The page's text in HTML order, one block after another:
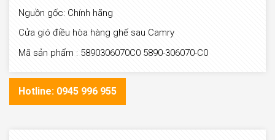
Nguồn gốc: Chính hãng
Cửa gió điều hòa hàng ghế sau Camry
Mã sản phẩm : 5890306070C0 5890-306070-C0
Hotline: 0945 996 955